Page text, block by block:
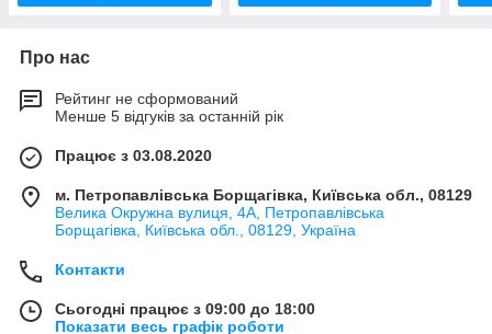
Про нас
Рейтинг не сформований
Менше 5 відгуків за останній рік
Працює з 03.08.2020
м. Петропавлівська Борщагівка, Київська обл., 08129
Велика Окружна вулиця, 4А, Петропавлівська
Борщагівка, Київська обл., 08129, Україна
Контакти
Сьогодні працює з 09:00 до 18:00
Показати весь графік роботи